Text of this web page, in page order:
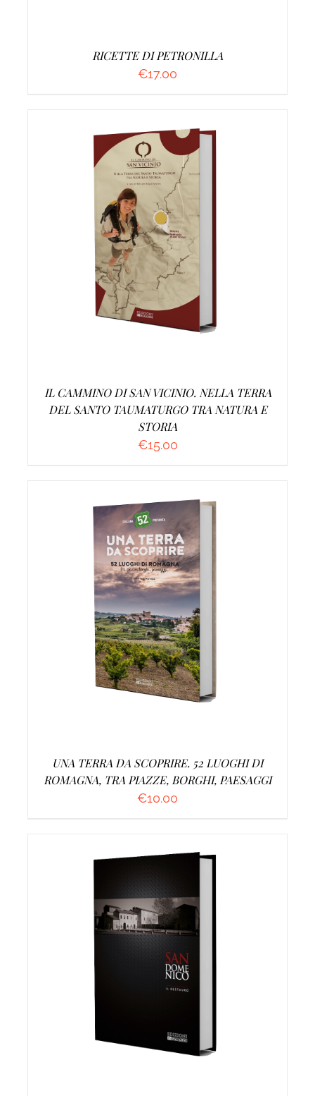
RICETTE DI PETRONILLA
€17.00
AGGIUNGI AL CARRELLO /
IL CAMMINO DI SAN VICINIO. NELLA TERRA
DEL SANTO TAUMATURGO TRA NATURA E
STORIA
€15.00
AGGIUNGI AL CARRELLO /
UNA TERRA DA SCOPRIRE. 52 LUOGHI DI
ROMAGNA, TRA PIAZZE, BORGHI, PAESAGGI
€10.00
AGGIUNGI AL CARRELLO /